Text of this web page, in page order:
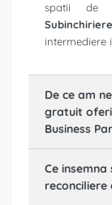
spatii de
Subinchiriere
intermediere
De ce am
gratuit
Business
Ce